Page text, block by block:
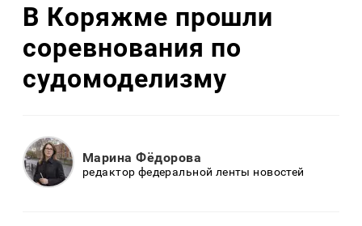
В Коряжме прошли
соревнования по
судомоделизму
Марина Фёдорова
редактор федеральной ленты новостей